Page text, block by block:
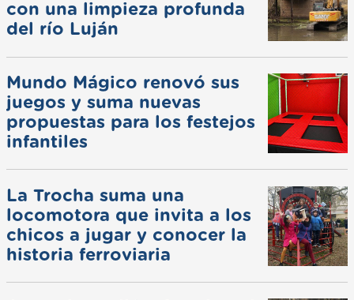
con una limpieza profunda
del río Luján
Mundo Mágico renovó sus
juegos y suma nuevas
propuestas para los festejos
infantiles
La Trocha suma una
locomotora que invita a los
chicos a jugar y conocer la
historia ferroviaria